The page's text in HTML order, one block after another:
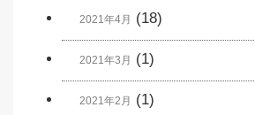
2021年4月 (18)
2021年3月 (1)
2021年2月 (1)